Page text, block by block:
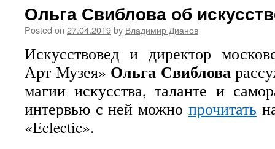
Ольга Свиблова об
Posted on 27.04.2019by Владимир Дианов
Искусствовед и директор
Арт Музея» Ольга Свиблова
магии искусства, таланте и
интервью с ней можно прочитать
«Eclectic».